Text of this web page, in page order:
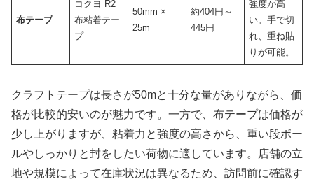
布テープ
コクヨ R2
布粘着テー
プ
50mm ×
25m
約404円～
445円
強度が高
い。手で切
れ、重ね貼
りが可能。
クラフトテープは長さが50mと十分な量がありながら、価
格が比較的安いのが魅力です。一方で、布テープは価格が
少し上がりますが、粘着力と強度の高さから、重い段ボー
ルやしっかりと封をしたい荷物に適しています。店舗の立
地や規模によって在庫状況は異なるため、訪問前に確認す